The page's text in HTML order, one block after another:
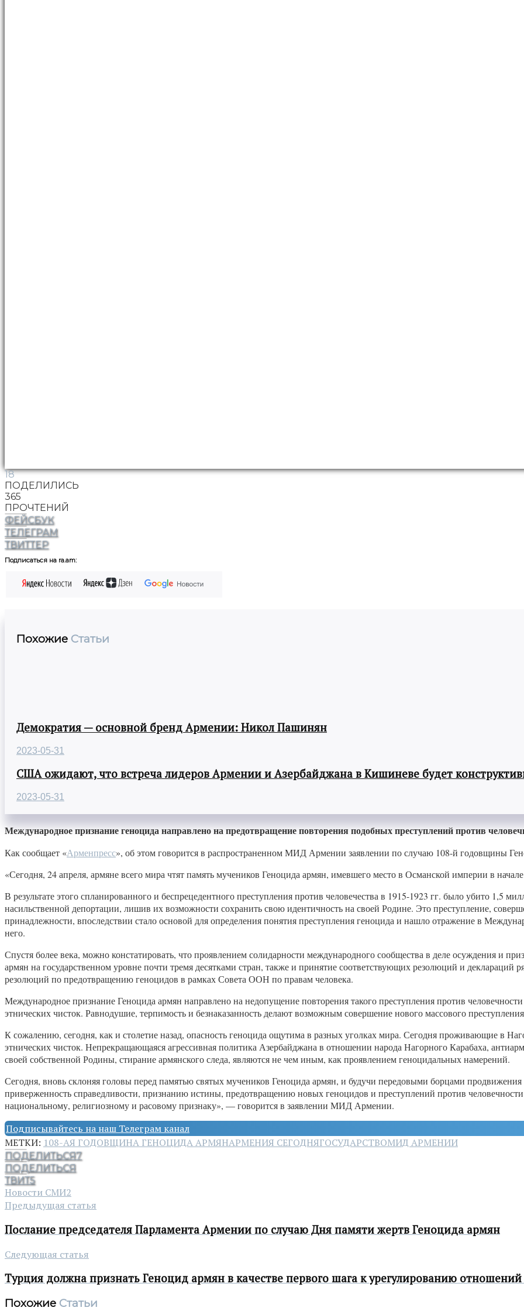
18
ПОДЕЛИЛИСЬ
365
ПРОЧТЕНИЙ
ФЕЙСБУК
ТЕЛЕГРАМ
ТВИТТЕР
Подписаться на ra.am:
Похожие Статьи
Демократия — основной бренд Армении: Никол Пашинян
2023-05-31
США ожидают, что встреча лидеров Армении и Азербайджана в Кишиневе будет
2023-05-31
Международное признание геноцида направлено на предотвращение повторения подобных преступлений против
Как сообщает «Арменпресс», об этом говорится в распространенном МИД Армении заявлении по случаю 108-й годовщины
«Сегодня, 24 апреля, армяне всего мира чтят память мучеников Геноцида армян, имевшего место в Османской империи в
В результате этого спланированного и беспрецедентного преступления против человечества в 1915-1923 гг. было убито 1,5
насильственной депортации, лишив их возможности сохранить свою идентичность на своей Родине. Это преступление,
принадлежности, впоследствии стало основой для определения понятия преступления геноцида и нашло отражение в
него.
Спустя более века, можно констатировать, что проявлением солидарности международного сообщества в деле осуждения и
армян на государственном уровне почти тремя десятками стран, также и принятие соответствующих резолюций и деклараций
резолюций по предотвращению геноцидов в рамках Совета ООН по правам человека.
Международное признание Геноцида армян направлено на недопущение повторения такого преступления против
этнических чисток. Равнодушие, терпимость и безнаказанность делают возможным совершение нового массового
К сожалению, сегодня, как и столетие назад, опасность геноцида ощутима в разных уголках мира. Сегодня проживающие в
этнических чисток. Непрекращающаяся агрессивная политика Азербайджана в отношении народа Нагорного Карабаха,
своей собственной Родины, стирание армянского следа, являются не чем иным, как проявлением геноцидальных намерений.
Сегодня, вновь склоняя головы перед памятью святых мучеников Геноцида армян, и будучи передовыми борцами
приверженность справедливости, признанию истины, предотвращению новых геноцидов и преступлений против
национальному, религиозному и расовому признаку», — говорится в заявлении МИД Армении.
Подписывайтесь на наш Телеграм канал
МЕТКИ: 108-АЯ ГОДОВЩИНА ГЕНОЦИДА АРМЯНАРМЕНИЯ СЕГОДНЯГОСУДАРСТВОМИД АРМЕНИИ
ПОДЕЛИТЬСЯ7
ПОДЕЛИТЬСЯ
ТВИТ5
Новости СМИ2
Предыдущая статья
Послание председателя Парламента Армении по случаю Дня памяти жертв Геноцида армян
Следующая статья
Турция должна признать Геноцид армян в качестве первого шага к урегулированию
Похожие Статьи